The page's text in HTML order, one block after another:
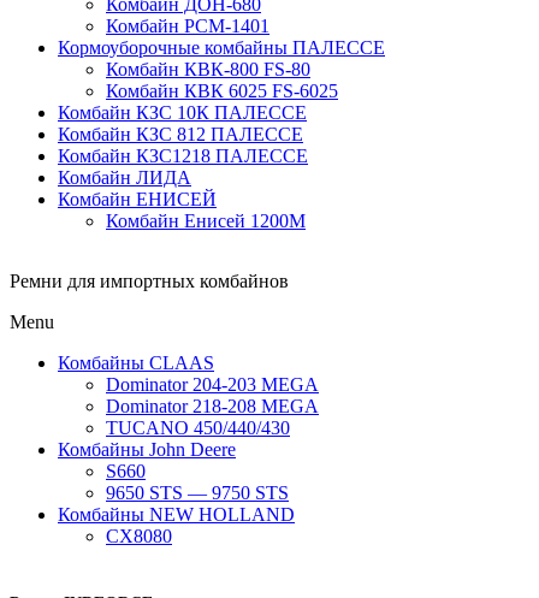
Комбайн ДОН-680
Комбайн РСМ-1401
Кормоуборочные комбайны ПАЛЕССЕ
Комбайн КВК-800 FS-80
Комбайн КВК 6025 FS-6025
Комбайн КЗС 10К ПАЛЕССЕ
Комбайн КЗС 812 ПАЛЕССЕ
Комбайн КЗС1218 ПАЛЕССЕ
Комбайн ЛИДА
Комбайн ЕНИСЕЙ
Комбайн Енисей 1200М
Ремни для импортных комбайнов
Menu
Комбайны CLAAS
Dominator 204-203 MEGA
Dominator 218-208 MEGA
TUCANO 450/440/430
Комбайны John Deere
S660
9650 STS — 9750 STS
Комбайны NEW HOLLAND
CX8080